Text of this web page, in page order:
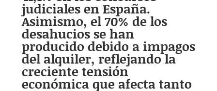
judiciales en España.
Asimismo, el 70% de los
desahucios se han
producido debido a impagos
del alquiler, reflejando la
creciente tensión
económica que afecta tanto